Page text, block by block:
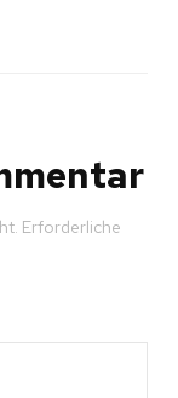
Erforderliche